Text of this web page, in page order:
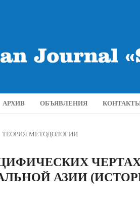
АРХИВ ОБЪЯВЛЕНИЯ
ТЕОРИЯ МЕТОДОЛОГИИ
АЗИИ